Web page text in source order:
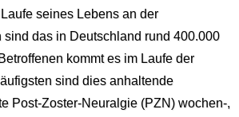
seines Lebens an der
das in Deutschland rund 400.000
kommt es im Laufe der
sind dies anhaltende
Post-Zoster-Neuralgie (PZN) wochen-,